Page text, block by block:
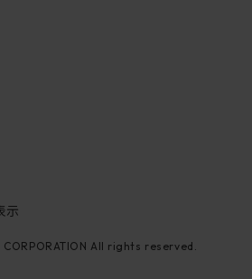
示
All rights reserved.